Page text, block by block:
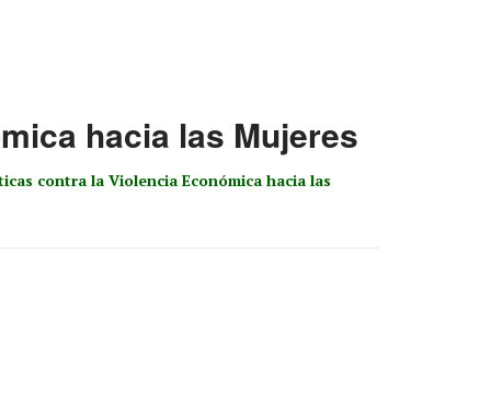
hacia las Mujeres
contra la Violencia Económica hacia las